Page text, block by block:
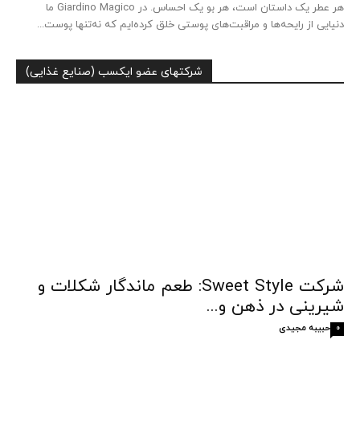
هر عطر یک داستان است، هر بو یک احساس. در Giardino Magico ما
دنیایی از رایحه‌ها و مراقبت‌های پوستی خلق کرده‌ایم که نه‌تنها پوست...
شرکتهای عضو ایکسب (صنایع غذایی)
شرکت Sweet Style: طعم ماندگار شکلات و
شیرینی در ذهن و...
حبیبه مجیدی 0